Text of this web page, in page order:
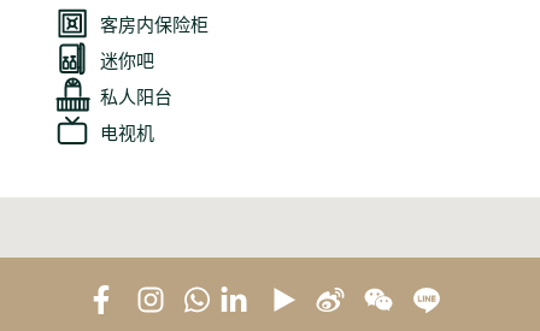
客房内保险柜
迷你吧
私人阳台
电视机